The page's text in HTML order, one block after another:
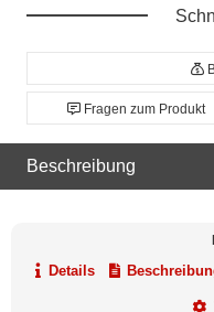
Fragen zum Produkt
Beschreibung
Details